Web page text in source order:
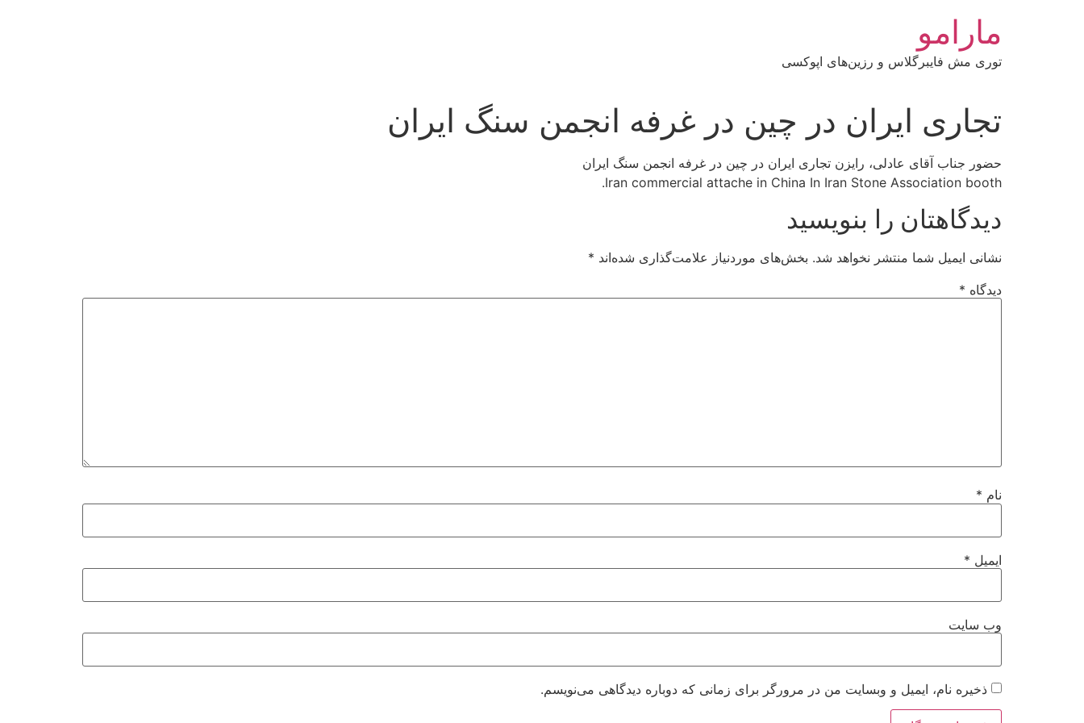
مارامو
توری مش فایبرگلاس و رزین‌های اپوکسی
تجاری ایران در چین در غرفه انجمن سنگ ایران
حضور جناب آقای عادلی، رایزن تجاری ایران در چین در غرفه انجمن سنگ ایران
Iran commercial attache in China In Iran Stone Association booth.
دیدگاهتان را بنویسید
نشانی ایمیل شما منتشر نخواهد شد. بخش‌های موردنیاز علامت‌گذاری شده‌اند *
دیدگاه *
نام *
ایمیل *
وب‌ سایت
ذخیره نام، ایمیل و وبسایت من در مرورگر برای زمانی که دوباره دیدگاهی می‌نویسم.